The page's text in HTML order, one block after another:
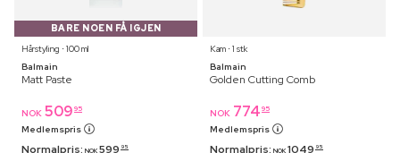
BARE NOEN FÅ IGJEN
Hårstyling ⋅ 100 ml
Balmain
Matt Paste
NOK 509 95
Medlemspris
Normalpris: NOK 599 95
Kam ⋅ 1 stk
Balmain
Golden Cutting Comb
NOK 774 95
Medlemspris
Normalpris: NOK 1049 95